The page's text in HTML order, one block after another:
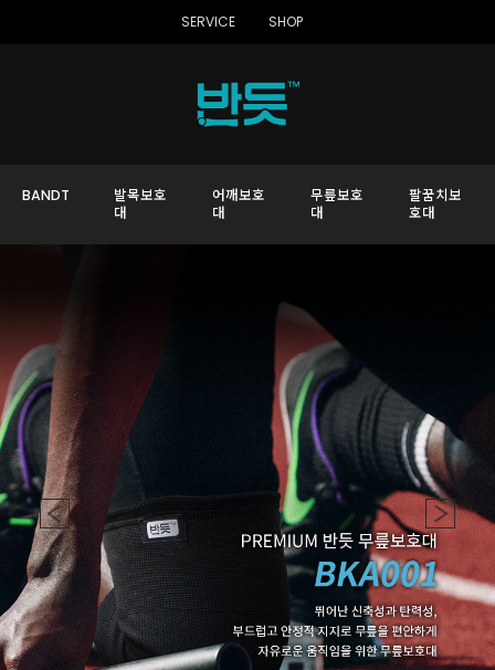
SERVICE SHOP
BANDT
발목보호
대
어깨보호
대
무릎보호
대
팔꿈치보
호대